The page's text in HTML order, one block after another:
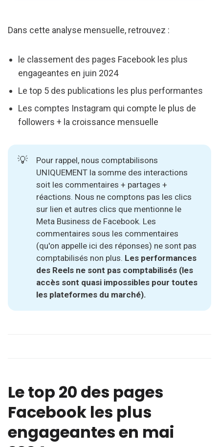
Dans cette analyse mensuelle, retrouvez :
le classement des pages Facebook les plus
engageantes en juin 2024
Le top 5 des publications les plus performantes
Les comptes Instagram qui compte le plus de
followers + la croissance mensuelle
💡
Pour rappel, nous comptabilisons
UNIQUEMENT la somme des interactions
soit les commentaires + partages +
réactions. Nous ne comptons pas les clics
sur lien et autres clics que mentionne le
Meta Business de Facebook. Les
commentaires sous les commentaires
(qu'on appelle ici des réponses) ne sont pas
comptabilisés non plus. Les performances
des Reels ne sont pas comptabilisés (les
accès sont quasi impossibles pour toutes
les plateformes du marché).
Le top 20 des pages
Facebook les plus
engageantes en mai